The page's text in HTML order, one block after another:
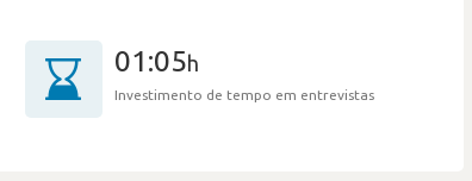
01:05h
Investimento de tempo em entrevistas